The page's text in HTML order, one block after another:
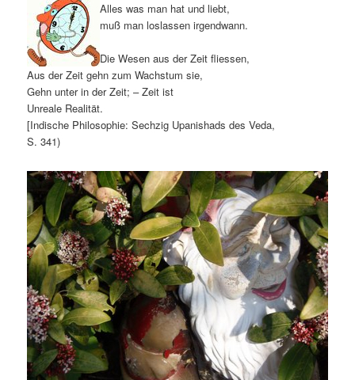
Alles was man hat und liebt,
muß man loslassen irgendwann.
Die Wesen aus der Zeit fliessen,
Aus der Zeit gehn zum Wachstum sie,
Gehn unter in der Zeit; – Zeit ist
Unreale Realität.
[Indische Philosophie: Sechzig Upanishads des Veda,
S. 341)